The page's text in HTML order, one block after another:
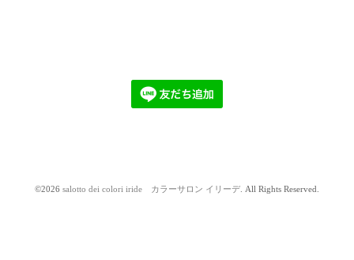
©2026 salotto dei colori iride カラーサロン イリーデ. All Rights Reserved.